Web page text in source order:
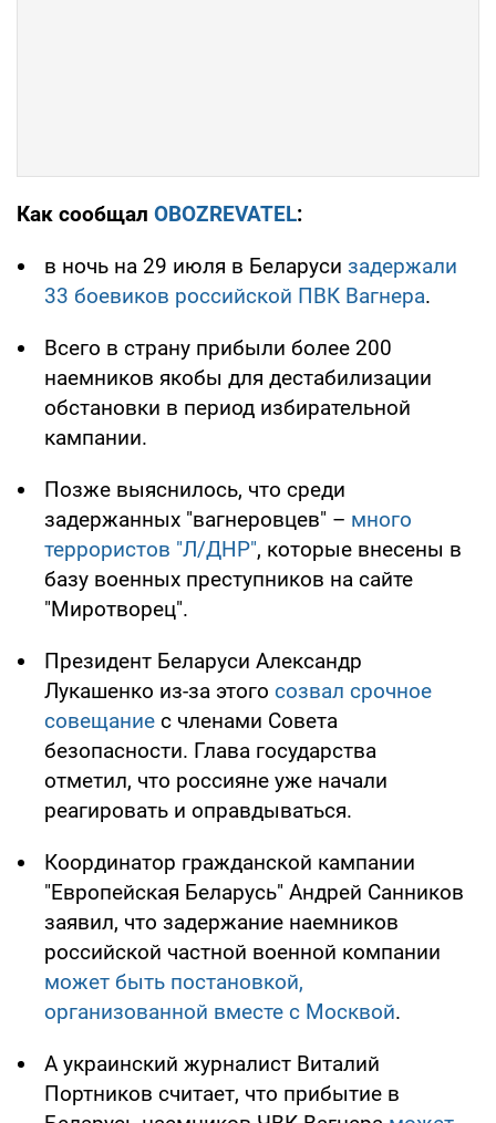
Как сообщал OBOZREVATEL:
в ночь на 29 июля в Беларуси задержали
33 боевиков российской ПВК Вагнера.
Всего в страну прибыли более 200
наемников якобы для дестабилизации
обстановки в период избирательной
кампании.
Позже выяснилось, что среди
задержанных "вагнеровцев" – много
террористов "Л/ДНР", которые внесены в
базу военных преступников на сайте
"Миротворец".
Президент Беларуси Александр
Лукашенко из-за этого созвал срочное
совещание с членами Совета
безопасности. Глава государства
отметил, что россияне уже начали
реагировать и оправдываться.
Координатор гражданской кампании
"Европейская Беларусь" Андрей Санников
заявил, что задержание наемников
российской частной военной компании
может быть постановкой,
организованной вместе с Москвой.
А украинский журналист Виталий
Портников считает, что прибытие в